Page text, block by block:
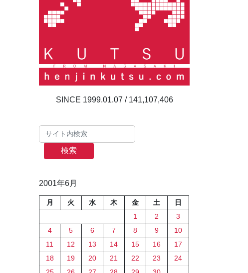
141,107,406
検索
2001年6月
月 火 水 木 金 土
日
1
2
3
4
5 6 7 8 9
10
11
12 13 14 15 16
17
18
19 20 21 22 23
24